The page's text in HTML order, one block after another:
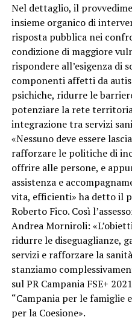
Nel dettaglio, il
insieme organico di
risposta pubblica nei
condizione di maggiore
rispondere all’esigenza di
componenti affetti da
psichiche, ridurre le
potenziare la rete
integrazione tra servizi
«Nessuno deve essere
rafforzare le politiche di
offrire alle persone, e
assistenza e
vita, efficienti» ha detto il
Roberto Fico. Così
Andrea Morniroli:
ridurre le diseguaglianze,
servizi e rafforzare la
stanziamo
sul PR Campania FSE+
“Campania per le famiglie
per la Coesione».